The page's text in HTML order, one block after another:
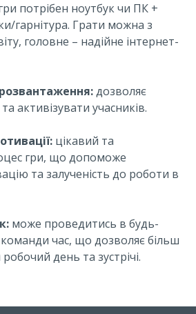
потрібен ноутбук чи ПК +
гарнітура. Грати можна з
головне – надійне інтернет-
дозволяє
активізувати учасників.
цікавий та
гри, що допоможе
та залученість до роботи в
може проведитись в будь-
час, що дозволяє більш
день та зустрічі.